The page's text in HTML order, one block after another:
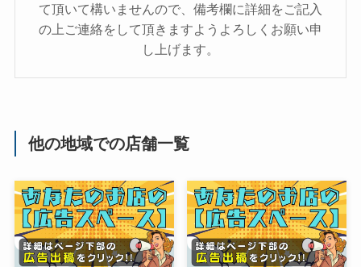
て頂いて構いませんので、備考欄に詳細をご記入
の上ご連絡をして頂きますようよろしくお願い申
し上げます。
他の地域での店舗一覧